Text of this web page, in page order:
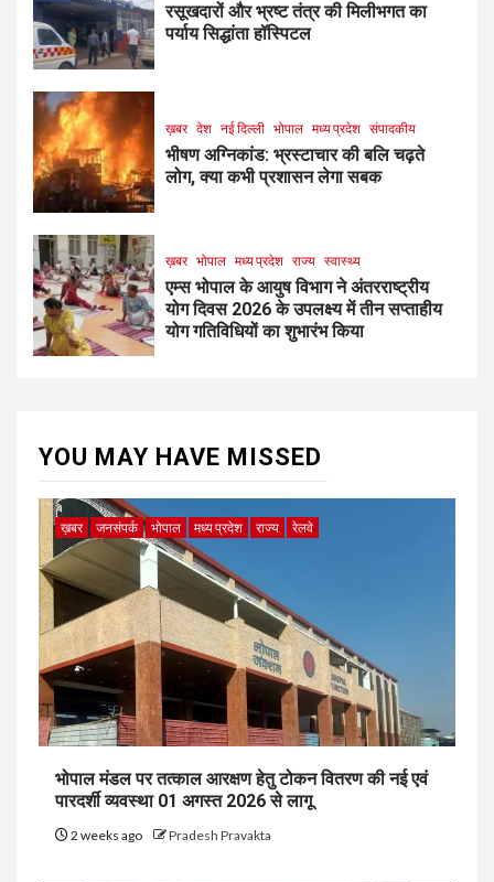
रसूखदारों और भ्रष्ट तंत्र की मिलीभगत का
पर्याय सिद्धांता हॉस्पिटल
ख़बर देश नई दिल्ली भोपाल मध्य प्रदेश संपादकीय
भीषण अग्निकांड: भ्रस्टाचार की बलि चढ़ते
लोग, क्या कभी प्रशासन लेगा सबक
ख़बर भोपाल मध्य प्रदेश राज्य स्वास्थ्य
एम्स भोपाल के आयुष विभाग ने अंतरराष्ट्रीय
योग दिवस 2026 के उपलक्ष्य में तीन सप्ताहीय
योग गतिविधियों का शुभारंभ किया
YOU MAY HAVE MISSED
ख़बर जनसंपर्क भोपाल मध्य प्रदेश राज्य रेलवे
भोपाल मंडल पर तत्काल आरक्षण हेतु टोकन वितरण की नई एवं
पारदर्शी व्यवस्था 01 अगस्त 2026 से लागू
2 weeks ago Pradesh Pravakta